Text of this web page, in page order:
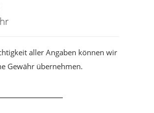
aller Angaben können wir
Gewähr übernehmen.